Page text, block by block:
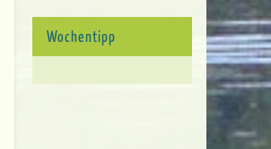
Wochentipp